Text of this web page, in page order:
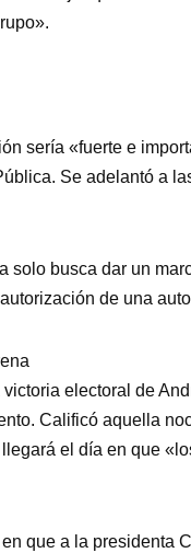
sería «fuerte e
Se adelantó a
solo busca dar un
de una
electoral de
Calificó aquella
el día en que
que a la presidenta